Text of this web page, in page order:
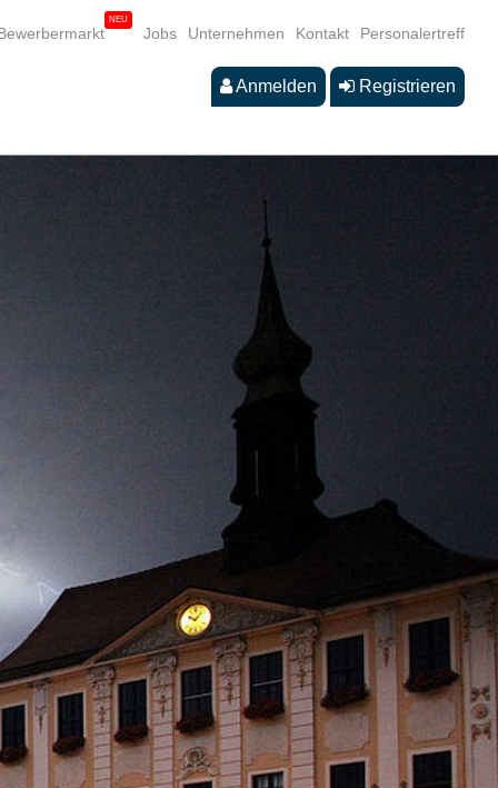
Jobs Unternehmen Kontakt Personalertreff
Anmelden Registrieren